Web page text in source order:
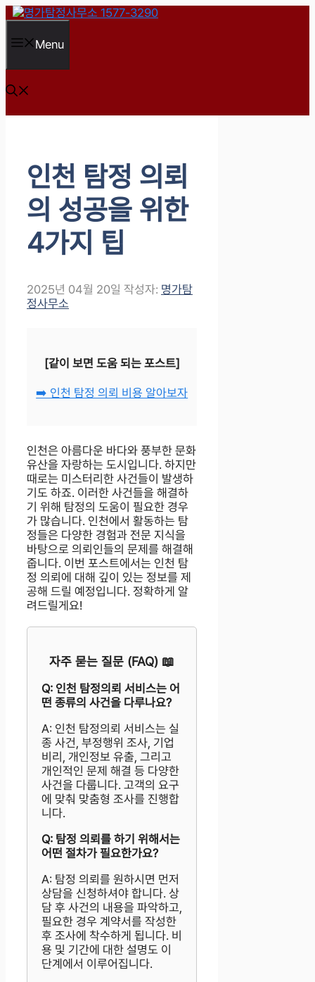
컨
츠
건
너
뛰
Menu
인천 탐정 의뢰
의 성공을 위한
4가지 팁
2025년 04월 20일 작성자: 명가탐
정사무소
[같이 보면 도움 되는 포스트]
➡️ 인천 탐정 의뢰 비용 알아보자
인천은 아름다운 바다와 풍부한 문화
유산을 자랑하는 도시입니다. 하지만
때로는 미스터리한 사건들이 발생하
기도 하죠. 이러한 사건들을 해결하
기 위해 탐정의 도움이 필요한 경우
가 많습니다. 인천에서 활동하는 탐
정들은 다양한 경험과 전문 지식을
바탕으로 의뢰인들의 문제를 해결해
줍니다. 이번 포스트에서는 인천 탐
정 의뢰에 대해 깊이 있는 정보를 제
공해 드릴 예정입니다. 정확하게 알
려드릴게요!
자주 묻는 질문 (FAQ) 📖
Q: 인천 탐정의뢰 서비스는 어
떤 종류의 사건을 다루나요?
A: 인천 탐정의뢰 서비스는 실
종 사건, 부정행위 조사, 기업
비리, 개인정보 유출, 그리고
개인적인 문제 해결 등 다양한
사건을 다룹니다. 고객의 요구
에 맞춰 맞춤형 조사를 진행합
니다.
Q: 탐정 의뢰를 하기 위해서는
어떤 절차가 필요한가요?
A: 탐정 의뢰를 원하시면 먼저
상담을 신청하셔야 합니다. 상
담 후 사건의 내용을 파악하고,
필요한 경우 계약서를 작성한
후 조사에 착수하게 됩니다. 비
용 및 기간에 대한 설명도 이
단계에서 이루어집니다.